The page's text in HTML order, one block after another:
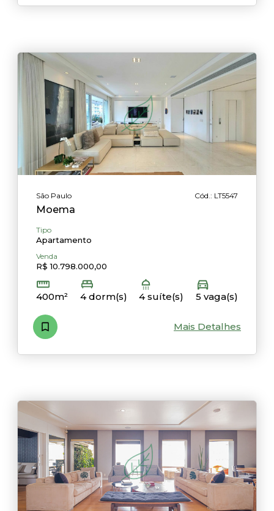
São Paulo Cód.: LT5547
Moema
Tipo
Apartamento
Venda
R$ 10.798.000,00
400m² 4 dorm(s) 4 suíte(s) 5 vaga(s)
Mais Detalhes